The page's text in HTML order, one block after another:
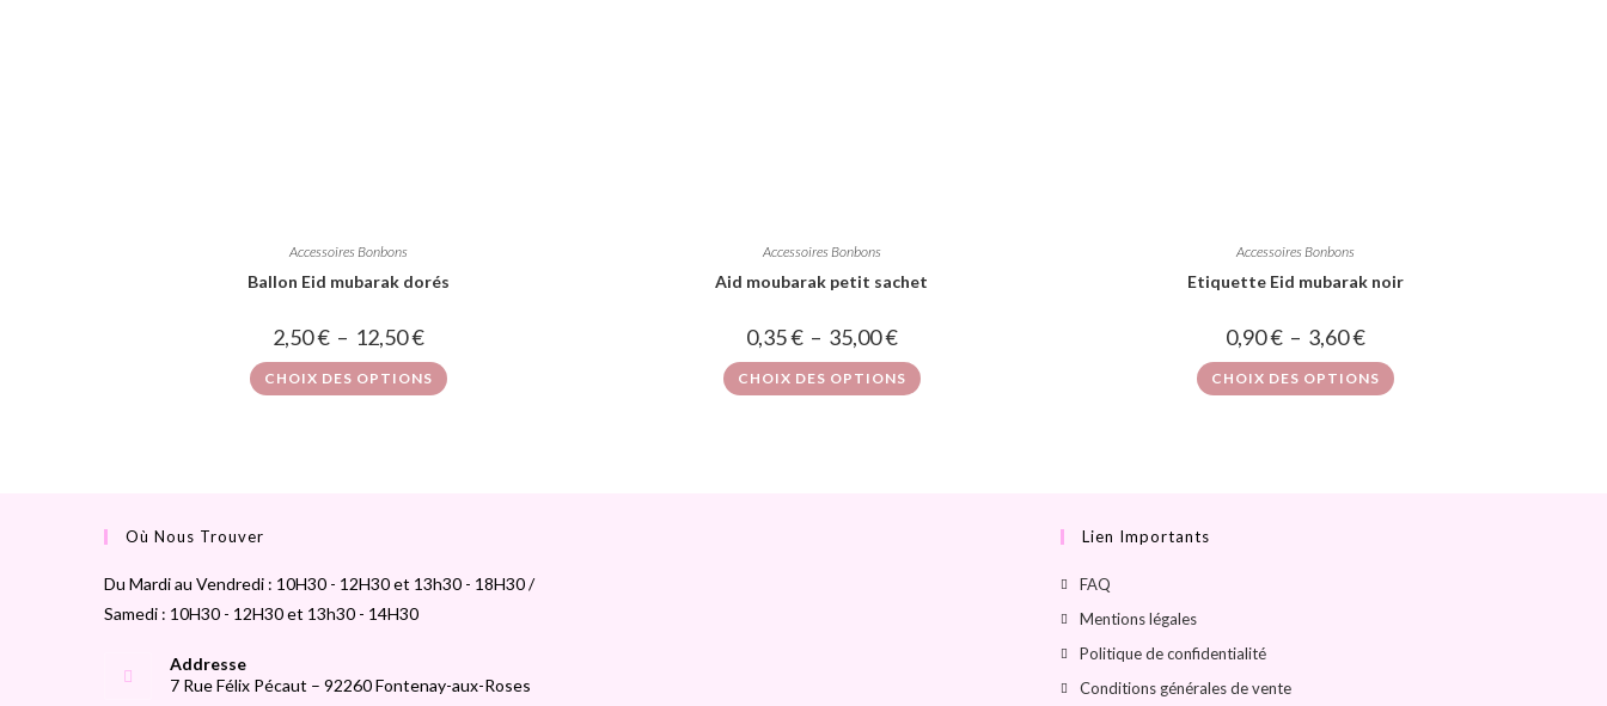
Accessoires Bonbons
Ballon Eid mubarak dorés
2,50€ – 12,50€
CHOIX DES OPTIONS
Accessoires Bonbons
Aid moubarak petit sachet
0,35€ – 35,00€
CHOIX DES OPTIONS
Accessoires Bonbons
Etiquette Eid mubarak noir
0,90€ – 3,60€
CHOIX DES OPTIONS
Où Nous Trouver
Du Mardi au Vendredi : 10H30 - 12H30 et 13h30 - 18H30 /
Samedi : 10H30 - 12H30 et 13h30 - 14H30
Addresse
7 Rue Félix Pécaut – 92260 Fontenay-aux-Roses
Lien Importants
FAQ
Mentions légales
Politique de confidentialité
Conditions générales de vente